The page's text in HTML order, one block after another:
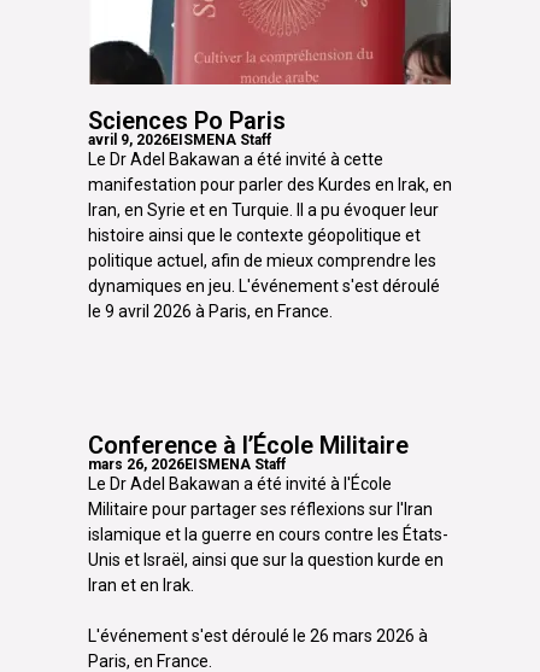
Sciences Po Paris
avril 9, 2026EISMENA Staff
Le Dr Adel Bakawan a été invité à cette
manifestation pour parler des Kurdes en Irak, en
Iran, en Syrie et en Turquie. Il a pu évoquer leur
histoire ainsi que le contexte géopolitique et
politique actuel, afin de mieux comprendre les
dynamiques en jeu. L'événement s'est déroulé
le 9 avril 2026 à Paris, en France.
Conference à l’École Militaire
mars 26, 2026EISMENA Staff
Le Dr Adel Bakawan a été invité à l'École
Militaire pour partager ses réflexions sur l'Iran
islamique et la guerre en cours contre les États-
Unis et Israël, ainsi que sur la question kurde en
Iran et en Irak.
L'événement s'est déroulé le 26 mars 2026 à
Paris, en France.